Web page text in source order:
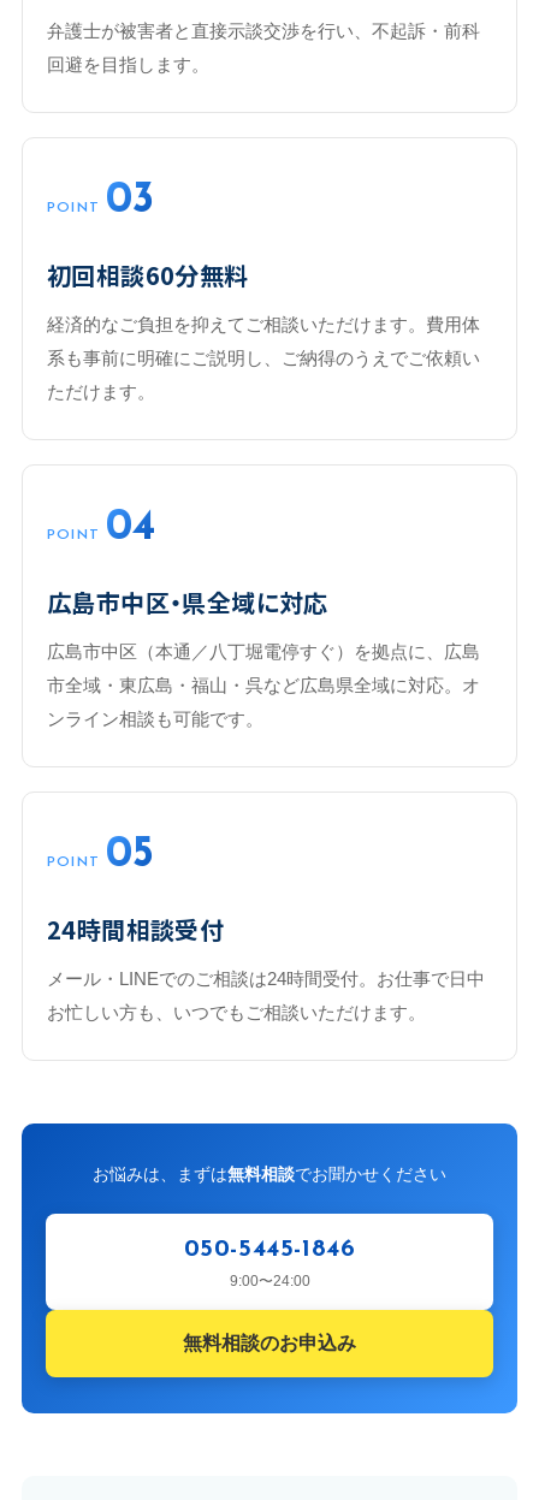
弁護士が被害者と直接示談交渉を行い、不起訴・前科
回避を目指します。
POINT 03
初回相談60分無料
経済的なご負担を抑えてご相談いただけます。費用体
系も事前に明確にご説明し、ご納得のうえでご依頼い
ただけます。
POINT 04
広島市中区・県全域に対応
広島市中区（本通／八丁堀電停すぐ）を拠点に、広島
市全域・東広島・福山・呉など広島県全域に対応。オ
ンライン相談も可能です。
POINT 05
24時間相談受付
メール・LINEでのご相談は24時間受付。お仕事で日中
お忙しい方も、いつでもご相談いただけます。
お悩みは、まずは無料相談でお聞かせください
050-5445-1846
9:00〜24:00
無料相談のお申込み